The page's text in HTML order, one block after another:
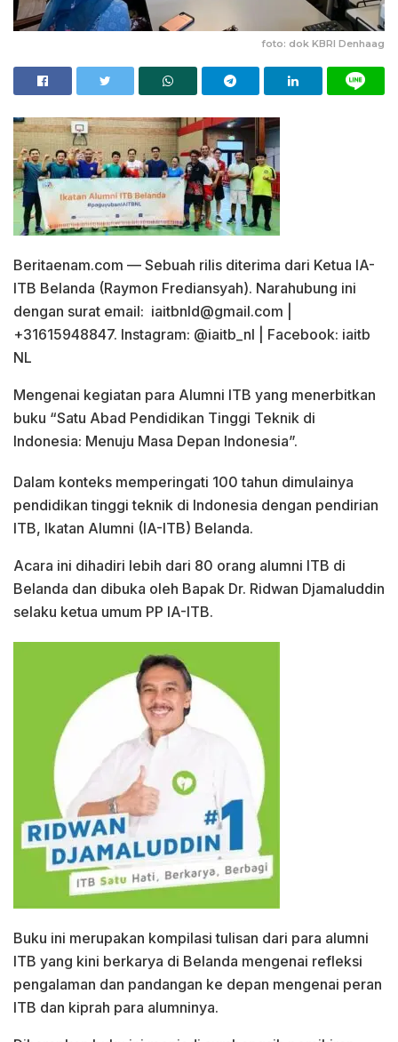
foto: dok KBRI Denhaag
Beritaenam.com — Sebuah rilis diterima dari Ketua IA-
ITB Belanda (Raymon Frediansyah). Narahubung ini
dengan surat email: iaitbnld@gmail.com |
+31615948847. Instagram: @iaitb_nl | Facebook: iaitb
NL
Mengenai kegiatan para Alumni ITB yang menerbitkan
buku “Satu Abad Pendidikan Tinggi Teknik di
Indonesia: Menuju Masa Depan Indonesia”.
Dalam konteks memperingati 100 tahun dimulainya
pendidikan tinggi teknik di Indonesia dengan pendirian
ITB, Ikatan Alumni (IA-ITB) Belanda.
Acara ini dihadiri lebih dari 80 orang alumni ITB di
Belanda dan dibuka oleh Bapak Dr. Ridwan Djamaluddin
selaku ketua umum PP IA-ITB.
Buku ini merupakan kompilasi tulisan dari para alumni
ITB yang kini berkarya di Belanda mengenai refleksi
pengalaman dan pandangan ke depan mengenai peran
ITB dan kiprah para alumninya.